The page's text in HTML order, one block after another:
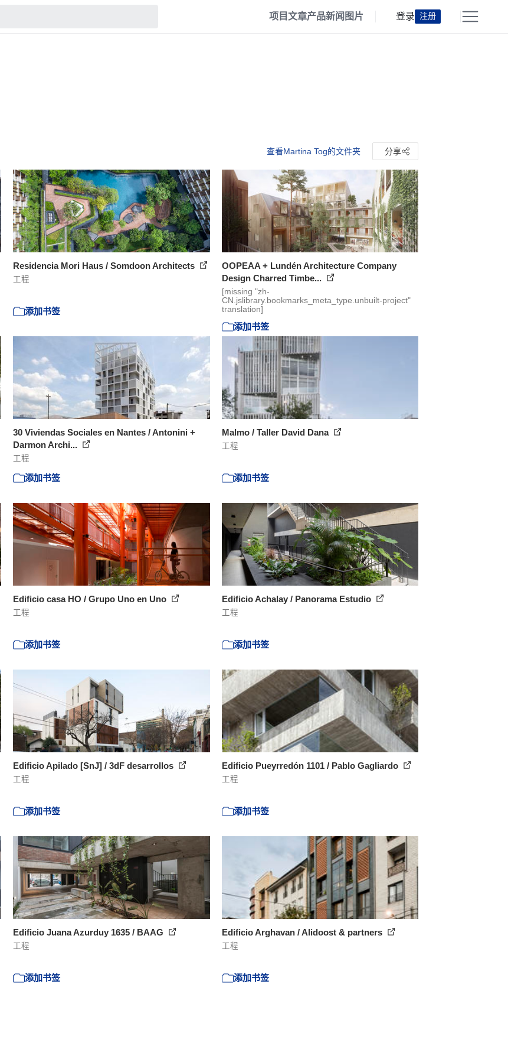
项目文章产品新闻 图片 登录 注册
查看Martina Tog的文件夹 分享
Residencia Mori Haus / Somdoon Architects
工程
添加书签
OOPEAA + Lundén Architecture Company
Design Charred Timbe...
[missing "zh-
CN.jslibrary.bookmarks_meta_type.unbuilt-project"
translation]
添加书签
30 Viviendas Sociales en Nantes / Antonini +
Darmon Archi...
工程
添加书签
Malmo / Taller David Dana
工程
添加书签
Edificio casa HO / Grupo Uno en Uno
工程
添加书签
Edificio Achalay / Panorama Estudio
工程
添加书签
Edificio Apilado [SnJ] / 3dF desarrollos
工程
添加书签
Edificio Pueyrredón 1101 / Pablo Gagliardo
工程
添加书签
Edificio Juana Azurduy 1635 / BAAG
工程
添加书签
Edificio Arghavan / Alidoost & partners
工程
添加书签